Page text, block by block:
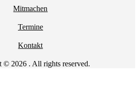
Mitmachen
Termine
Kontakt
© 2026 . All rights reserved.